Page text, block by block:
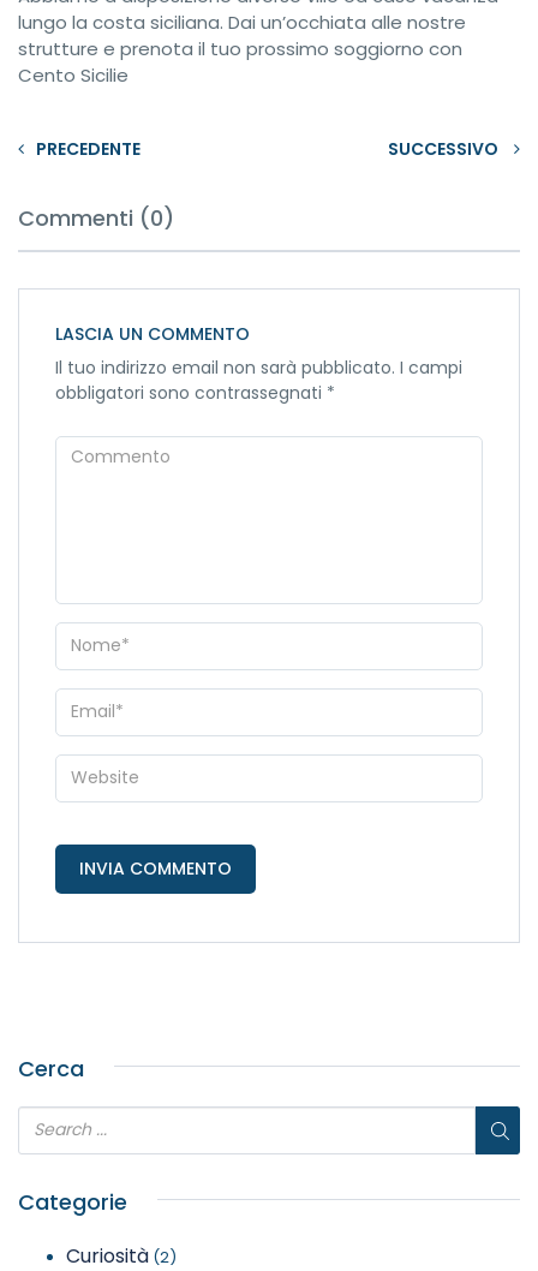
lungo la costa siciliana. Dai un’occhiata alle nostre
strutture e prenota il tuo prossimo soggiorno con
Cento Sicilie
PRECEDENTE SUCCESSIVO
Commenti (0)
LASCIA UN COMMENTO
Il tuo indirizzo email non sarà pubblicato. I campi
obbligatori sono contrassegnati *
Cerca
Categorie
Curiosità (2)